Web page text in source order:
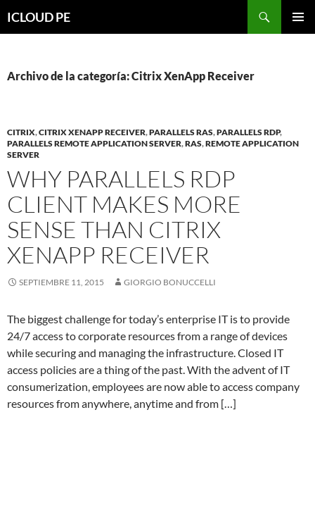
hacia
ICLOUD PE
Archivo de la categoría: Citrix XenApp Receiver
CITRIX,CITRIX XENAPP RECEIVER,PARALLELS RAS,PARALLELS RDP,
PARALLELS REMOTE APPLICATION SERVER,RAS,REMOTE APPLICATION
SERVER
WHY PARALLELS RDP
CLIENT MAKES MORE
SENSE THAN CITRIX
XENAPP RECEIVER
SEPTIEMBRE 11, 2015 GIORGIO BONUCCELLI
The biggest challenge for today’s enterprise IT is to provide
24/7 access to corporate resources from a range of devices
while securing and managing the infrastructure. Closed IT
access policies are a thing of the past. With the advent of IT
consumerization, employees are now able to access company
resources from anywhere, anytime and from […]